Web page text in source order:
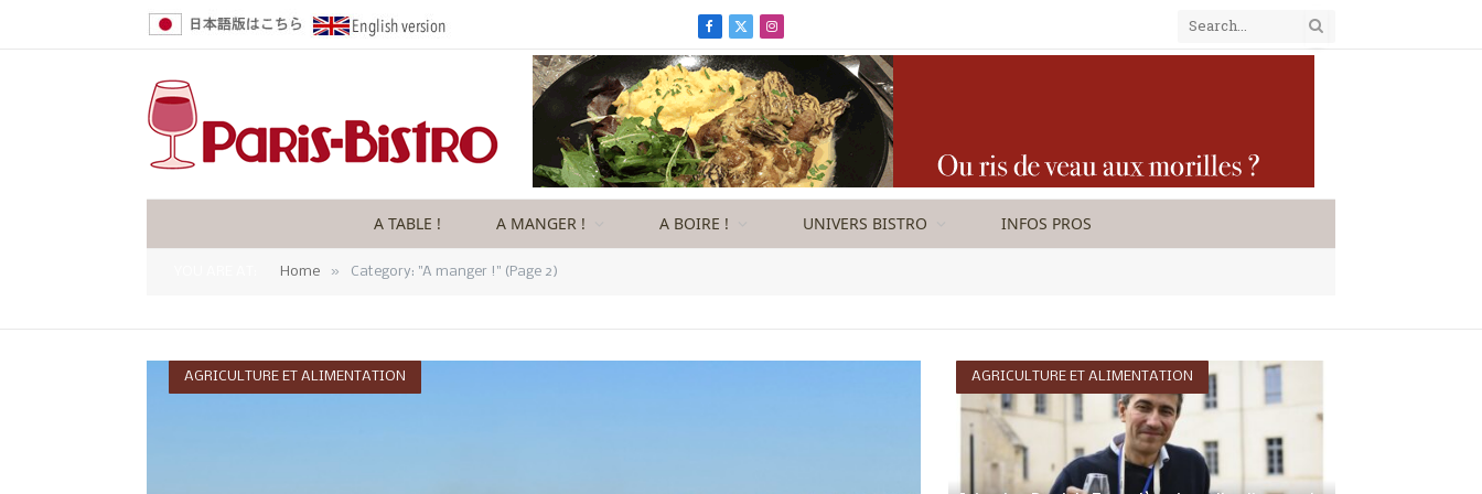
Facebook
X
(Twitter)
Instagram
A TABLE ! A MANGER ! A BOIRE ! UNIVERS BISTRO INFOS PROS
Home » Category: "A manger !" (Page 2)
AGRICULTURE ET ALIMENTATION
OUI CHEF ! AGRICULTURE ET ALIMENTATION